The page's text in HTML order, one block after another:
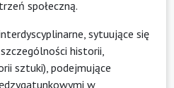
społeczną.
sytuujące się
historii,
sztuki), podejmujące
w